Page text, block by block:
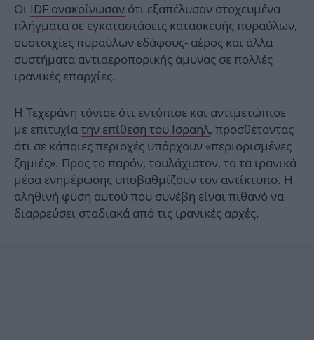
Οι IDF ανακοίνωσαν ότι εξαπέλυσαν στοχευμένα
πλήγματα σε εγκαταστάσεις κατασκευής πυραύλων,
συστοιχίες πυραύλων εδάφους- αέρος και άλλα
συστήματα αντιαεροπορικής άμυνας σε πολλές
ιρανικές επαρχίες.
Η Τεχεράνη τόνισε ότι εντόπισε και αντιμετώπισε
με επιτυχίατην επίθεση του Ισραήλ, προσθέτοντας
ότι σε κάποιες περιοχές υπάρχουν «περιορισμένες
ζημιές». Προς το παρόν, τουλάχιστον, τα τα ιρανικά
μέσα ενημέρωσης υποβαθμίζουν τον αντίκτυπο. Η
αληθινή φύση αυτού που συνέβη είναι πιθανό να
διαρρεύσει σταδιακά από τις ιρανικές αρχές.